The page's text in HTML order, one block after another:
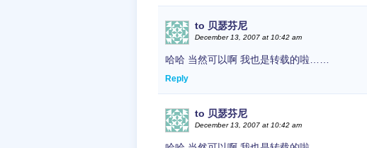
to 贝瑟芬尼
December 13, 2007 at 10:42 am
哈哈 当然可以啊 我也是转载的啦……
Reply
to 贝瑟芬尼
December 13, 2007 at 10:42 am